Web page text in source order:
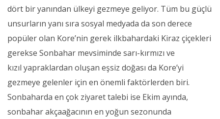
dört bir yanından ülkeyi gezmeye geliyor. Tüm bu güçlü
unsurların yanı sıra sosyal medyada da son derece
popüler olan Kore’nin gerek ilkbahardaki Kiraz çiçekleri
gerekse Sonbahar mevsiminde sarı-kırmızı ve
kızıl yapraklardan oluşan eşsiz doğası da Kore’yi
gezmeye gelenler için en önemli faktörlerden biri.
Sonbaharda en çok ziyaret talebi ise Ekim ayında,
sonbahar akçaağacının en yoğun sezonunda